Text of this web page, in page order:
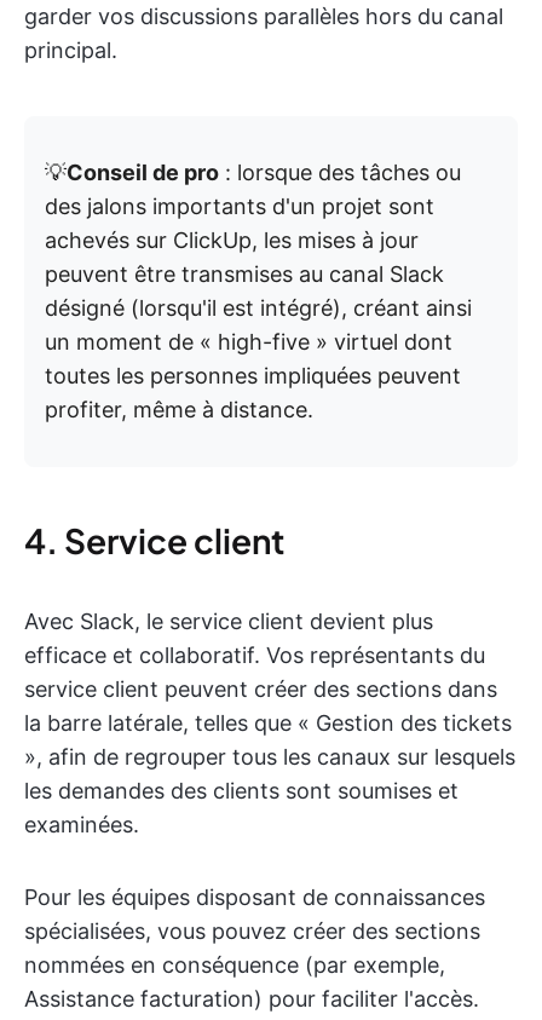
garder vos discussions parallèles hors du canal
principal.
💡Conseil de pro : lorsque des tâches ou
des jalons importants d'un projet sont
achevés sur ClickUp, les mises à jour
peuvent être transmises au canal Slack
désigné (lorsqu'il est intégré), créant ainsi
un moment de « high-five » virtuel dont
toutes les personnes impliquées peuvent
profiter, même à distance.
4. Service client
Avec Slack, le service client devient plus
efficace et collaboratif. Vos représentants du
service client peuvent créer des sections dans
la barre latérale, telles que « Gestion des tickets
», afin de regrouper tous les canaux sur lesquels
les demandes des clients sont soumises et
examinées.
Pour les équipes disposant de connaissances
spécialisées, vous pouvez créer des sections
nommées en conséquence (par exemple,
Assistance facturation) pour faciliter l'accès.